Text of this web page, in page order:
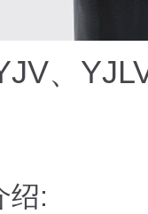
、
绍: